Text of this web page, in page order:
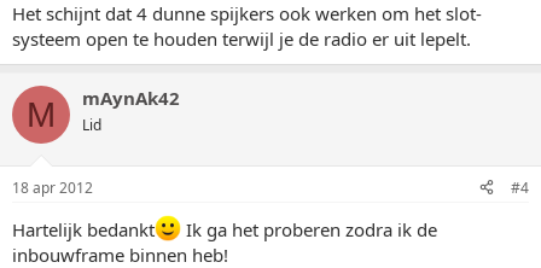
Het schijnt dat 4 dunne spijkers ook werken om het slot-
systeem open te houden terwijl je de radio er uit lepelt.
M mAynAk42
Lid
18 apr 2012 #4
Hartelijk bedankt
Ik ga het proberen zodra ik de
inbouwframe binnen heb!